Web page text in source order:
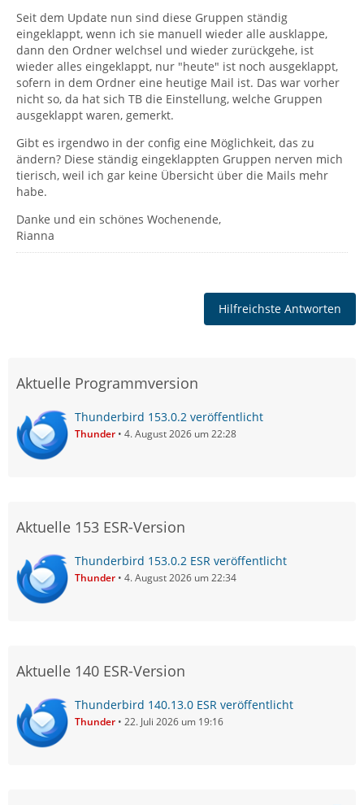
Seit dem Update nun sind diese Gruppen ständig
eingeklappt, wenn ich sie manuell wieder alle ausklappe,
dann den Ordner welchsel und wieder zurückgehe, ist
wieder alles eingeklappt, nur "heute" ist noch ausgeklappt,
sofern in dem Ordner eine heutige Mail ist. Das war vorher
nicht so, da hat sich TB die Einstellung, welche Gruppen
ausgeklappt waren, gemerkt.
Gibt es irgendwo in der config eine Möglichkeit, das zu
ändern? Diese ständig eingeklappten Gruppen nerven mich
tierisch, weil ich gar keine Übersicht über die Mails mehr
habe.
Danke und ein schönes Wochenende,
Rianna
Hilfreichste Antworten
Aktuelle Programmversion
Thunderbird 153.0.2 veröffentlicht
Thunder 4. August 2026 um 22:28
Aktuelle 153 ESR-Version
Thunderbird 153.0.2 ESR veröffentlicht
Thunder 4. August 2026 um 22:34
Aktuelle 140 ESR-Version
Thunderbird 140.13.0 ESR veröffentlicht
Thunder 22. Juli 2026 um 19:16